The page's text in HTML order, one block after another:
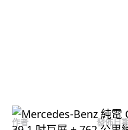
作者
發佈日